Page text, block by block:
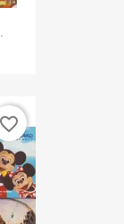
favorite_border